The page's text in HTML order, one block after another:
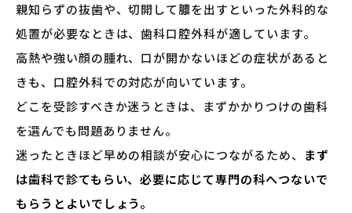
親知らずの抜歯や、切開して膿を出すといった外科的な
処置が必要なときは、歯科口腔外科が適しています。
高熱や強い顔の腫れ、口が開かないほどの症状があると
きも、口腔外科での対応が向いています。
どこを受診すべきか迷うときは、まずかかりつけの歯科
を選んでも問題ありません。
迷ったときほど早めの相談が安心につながるため、
まず
は歯科で診てもらい、必要に応じて専門の科へつないで
もらうとよいでしょう。